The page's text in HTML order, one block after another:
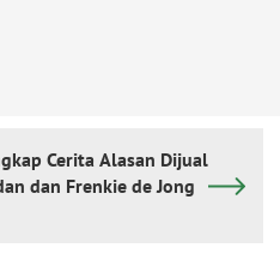
Cerita Alasan Dijual
dan Frenkie de Jong